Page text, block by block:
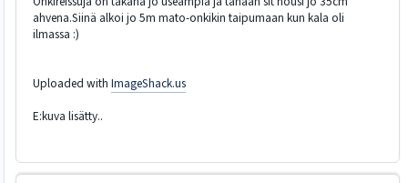
ahvena.Siinä alkoi jo 5m mato-onkikin taipumaan kun kala oli
ilmassa :)
Uploaded with ImageShack.us
E:kuva lisätty..